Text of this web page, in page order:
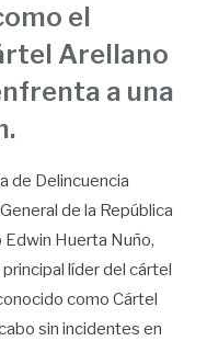
el
Arellano
a una
de Delincuencia
de la República
Edwin Huerta Nuño,
principal líder del cártel
como Cártel
sin incidentes en